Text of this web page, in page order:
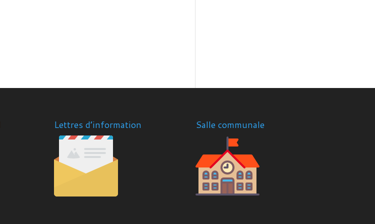
Lettres d’information Salle communale